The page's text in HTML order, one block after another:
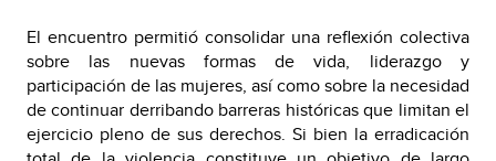
El encuentro permitió consolidar una reflexión colectiva
sobre las nuevas formas de vida, liderazgo y
participación de las mujeres, así como sobre la necesidad
de continuar derribando barreras históricas que limitan el
ejercicio pleno de sus derechos. Si bien la erradicación